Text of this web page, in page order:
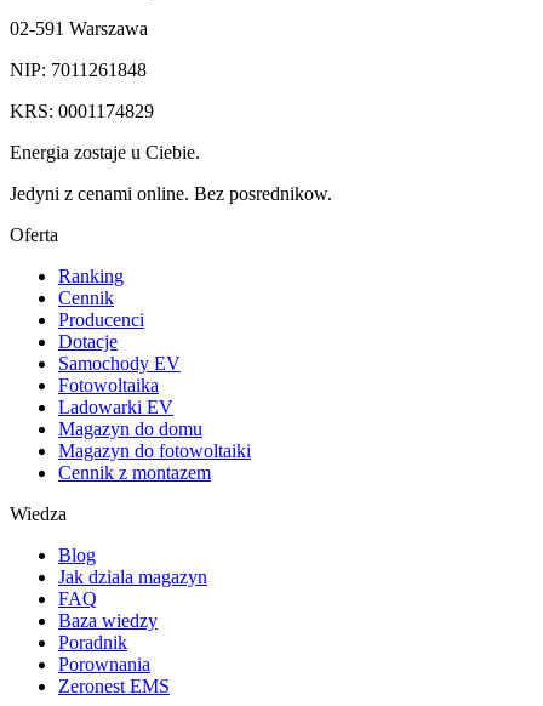
02-591 Warszawa
NIP: 7011261848
KRS: 0001174829
Energia zostaje u Ciebie.
Jedyni z cenami online. Bez posrednikow.
Oferta
Ranking
Cennik
Producenci
Dotacje
Samochody EV
Fotowoltaika
Ladowarki EV
Magazyn do domu
Magazyn do fotowoltaiki
Cennik z montazem
Wiedza
Blog
Jak dziala magazyn
FAQ
Baza wiedzy
Poradnik
Porownania
Zeronest EMS